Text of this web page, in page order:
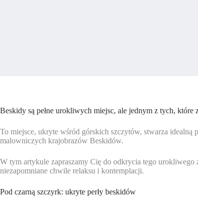
Beskidy są pełne urokliwych miejsc, ale jednym z tych,
To miejsce, ukryte wśród górskich szczytów, stwarza
malowniczych krajobrazów Beskidów.
W tym artykule zapraszamy Cię do odkrycia tego
niezapomniane chwile relaksu i kontemplacji.
Pod czarną szczyrk: ukryte perły beskidów